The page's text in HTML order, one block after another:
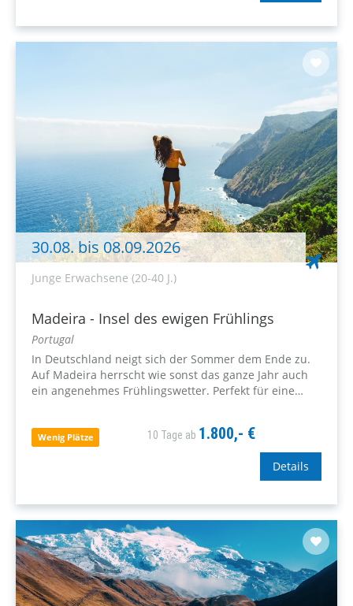
30.08. bis 08.09.2026
Junge Erwachsene (20-40 J.)
Madeira - Insel des ewigen Frühlings
Portugal
In Deutschland neigt sich der Sommer dem Ende zu.
Auf Madeira herrscht wie sonst das ganze Jahr auch
ein angenehmes Frühlingswetter. Perfekt für eine
Wenig Plätze 10 Tage ab 1.800,- €
Details